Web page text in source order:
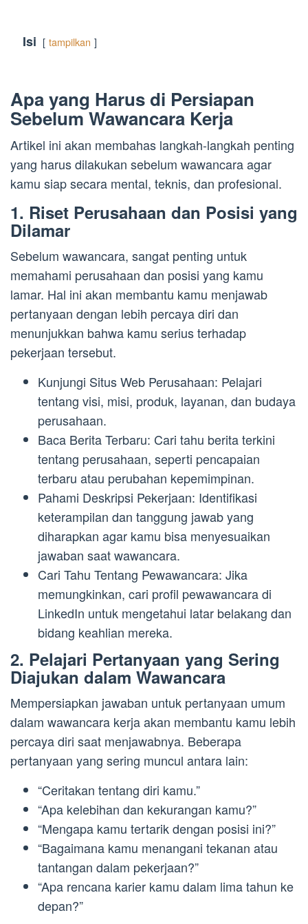
Isi tampilkan
Apa yang Harus di Persiapan
Sebelum Wawancara Kerja
Artikel ini akan membahas langkah-langkah penting
yang harus dilakukan sebelum wawancara agar
kamu siap secara mental, teknis, dan profesional.
1. Riset Perusahaan dan Posisi yang
Dilamar
Sebelum wawancara, sangat penting untuk
memahami perusahaan dan posisi yang kamu
lamar. Hal ini akan membantu kamu menjawab
pertanyaan dengan lebih percaya diri dan
menunjukkan bahwa kamu serius terhadap
pekerjaan tersebut.
Kunjungi Situs Web Perusahaan: Pelajari
tentang visi, misi, produk, layanan, dan budaya
perusahaan.
Baca Berita Terbaru: Cari tahu berita terkini
tentang perusahaan, seperti pencapaian
terbaru atau perubahan kepemimpinan.
Pahami Deskripsi Pekerjaan: Identifikasi
keterampilan dan tanggung jawab yang
diharapkan agar kamu bisa menyesuaikan
jawaban saat wawancara.
Cari Tahu Tentang Pewawancara: Jika
memungkinkan, cari profil pewawancara di
LinkedIn untuk mengetahui latar belakang dan
bidang keahlian mereka.
2. Pelajari Pertanyaan yang Sering
Diajukan dalam Wawancara
Mempersiapkan jawaban untuk pertanyaan umum
dalam wawancara kerja akan membantu kamu lebih
percaya diri saat menjawabnya. Beberapa
pertanyaan yang sering muncul antara lain:
“Ceritakan tentang diri kamu.”
“Apa kelebihan dan kekurangan kamu?”
“Mengapa kamu tertarik dengan posisi ini?”
“Bagaimana kamu menangani tekanan atau
tantangan dalam pekerjaan?”
“Apa rencana karier kamu dalam lima tahun ke
depan?”